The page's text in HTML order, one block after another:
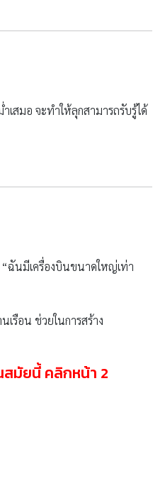
สมอ จะทำให้ลุกสามารถรับรู้ได้
ฉันมีเครื่องบินขนาดใหญ่เท่า
รือน ช่วยในการสร้าง
มัยนี้ คลิกหน้า 2